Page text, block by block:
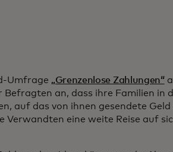
Umfrage „Grenzenlose Zahlungen“
an, dass ihre Familien in
auf das von ihnen gesendete
Verwandten eine weite Reise auf